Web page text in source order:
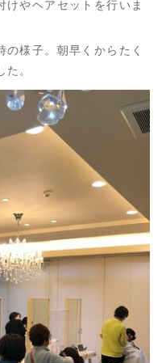
けやヘアセットを行いま
様子。朝早くからたく
。